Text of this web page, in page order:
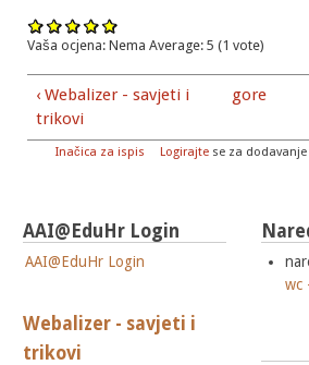
Vaša ocjena: Nema Average: 5 (1 vote)
‹ Webalizer - savjeti i
trikovi
gore
Inačica za ispis Logirajte se za
AAI@EduHr Login
AAI@EduHr Login
Webalizer - savjeti i
trikovi
wc